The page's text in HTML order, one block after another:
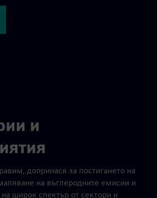
и
допринася за постигането на
на въглеродните емисии и
широк спектър от сектори и